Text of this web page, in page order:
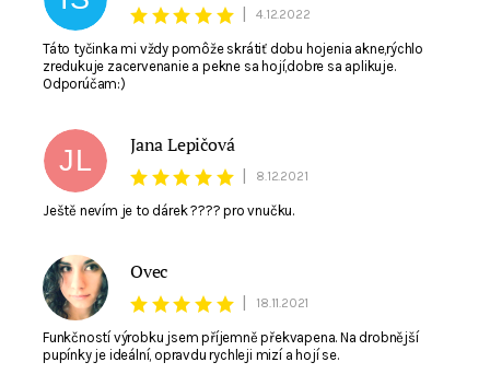
| 4.12.2022
Táto tyčinka mi vždy pomôže skrátiť dobu hojenia akne,rýchlo
zredukuje zacervenanie a pekne sa hojí,dobre sa aplikuje.
Odporúčam:)
JL
Jana Lepičová
| 8.12.2021
Ještě nevím je to dárek ???? pro vnučku.
O
Ovec
| 18.11.2021
Funkčností výrobku jsem příjemně překvapena. Na drobnější
pupínky je ideální, opravdu rychleji mizí a hojí se.